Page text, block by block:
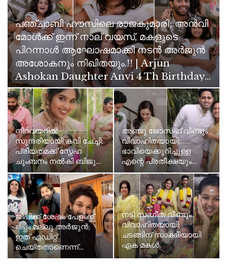
പഞ്ചാബി ഹൗസിലെ രാജകുമാരി; അൻവി
മോൾക്ക് ഇന്ന് നാല് വയസ്, മകളുടെ
പിറന്നാൾ ആഘോഷമാക്കി നടൻ അർജുൻ
അശോകനും നിഖിതയും.!! | Arjun
Ashokan Daughter Anvi 4 Th Birthday…
Jithin KS Nov 30, 2024
നിറവയറിൽ
സുന്ദരിയായി കവി ചേച്ചി;
പ്രിയതമക്ക് സ്നേഹ
ചുംബനം നൽകി ബിജു…
അഞ്ജു ജോസഫ് വീണ്ടും
വിവാഹിതയായി;
ഭാവിയെക്കുറിച്ചുള്ള
എന്റെ പ്രതീക്ഷയും…
ജിപിക്ക് ശേഷം പേളിക്ക്
ഒപ്പം മല്ലു അർജുൻ;
ഇത് എഡിറ്റ്
ചെയ്തതാണെന്ന്…
നടി സംഗീത വീണ്ടും
വിവാഹിതയായി;
ചടങ്ങിന് സാക്ഷിയായി
ഏക മകൾ,
ജയറാമേട്ടൻ…